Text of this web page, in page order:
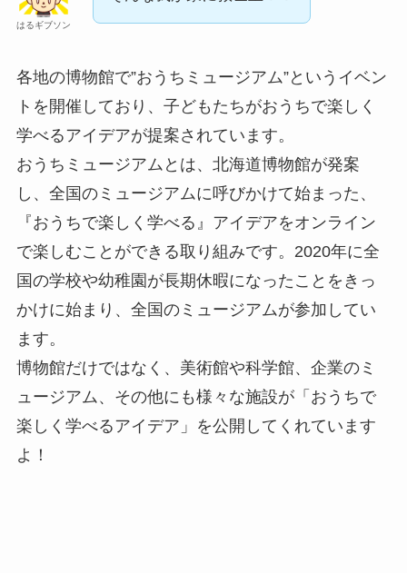
はるギブソン
各地の博物館で”おうちミュージアム”というイベン
トを開催しており、子どもたちがおうちで楽しく
学べるアイデアが提案されています。
おうちミュージアムとは、北海道博物館が発案
し、全国のミュージアムに呼びかけて始まった、
『おうちで楽しく学べる』アイデアをオンライン
で楽しむことができる取り組みです。2020年に全
国の学校や幼稚園が長期休暇になったことをきっ
かけに始まり、全国のミュージアムが参加してい
ます。
博物館だけではなく、美術館や科学館、企業のミ
ュージアム、その他にも様々な施設が「おうちで
楽しく学べるアイデア」を公開してくれています
よ！